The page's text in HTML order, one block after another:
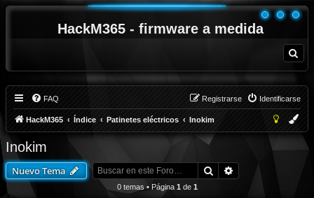
HackM365 - firmware a medida
u
FAQ Identificarse
Registrarse
HackM365 Índice Patinetes eléctricos Inokim
Inokim
Nuevo Tema Buscar
0 temas • Página 1 de 1